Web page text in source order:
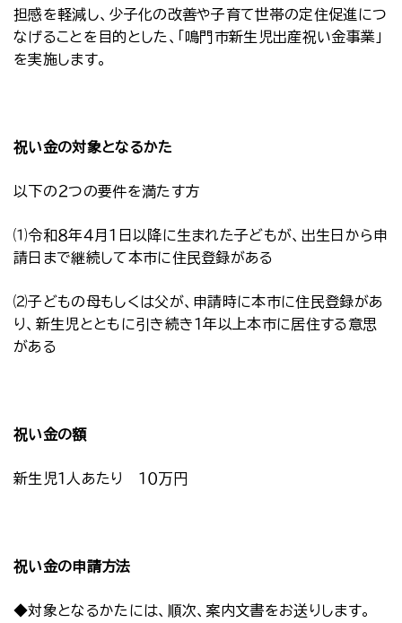
担感を軽減し、少子化の改善や子育て世帯の定住促進につ
なげることを目的とした、「鳴門市新生児出産祝い金事業」
を実施します。
祝い金の対象となるかた
以下の２つの要件を満たす方
⑴令和８年４月１日以降に生まれた子どもが、出生日から申
請日まで継続して本市に住民登録がある
⑵子どもの母もしくは父が、申請時に本市に住民登録があ
り、新生児とともに引き続き１年以上本市に居住する意思
がある
祝い金の額
新生児１人あたり １０万円
祝い金の申請方法
◆対象となるかたには、順次、案内文書をお送りします。